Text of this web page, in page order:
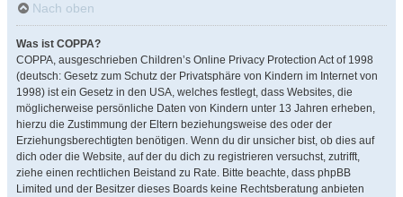
Nach oben
Was ist COPPA?
COPPA, ausgeschrieben Children’s Online Privacy Protection Act of 1998
(deutsch: Gesetz zum Schutz der Privatsphäre von Kindern im Internet von
1998) ist ein Gesetz in den USA, welches festlegt, dass Websites, die
möglicherweise persönliche Daten von Kindern unter 13 Jahren erheben,
hierzu die Zustimmung der Eltern beziehungsweise des oder der
Erziehungsberechtigten benötigen. Wenn du dir unsicher bist, ob dies auf
dich oder die Website, auf der du dich zu registrieren versuchst, zutrifft,
ziehe einen rechtlichen Beistand zu Rate. Bitte beachte, dass phpBB
Limited und der Besitzer dieses Boards keine Rechtsberatung anbieten